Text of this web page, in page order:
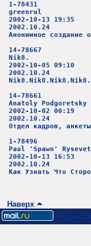
1-78431
greenrul
2002-10-13 19:35
2002.10.24
Анонимное создание
14-78667
Nik8.
2002-10-05 09:10
2002.10.24
14-78661
Anatoly Podgoretsky
2002-10-02 00:19
2002.10.24
Отдел кадров, анкеты
1-78496
Paul 'Spawn'
2002-10-13 16:53
2002.10.24
Как Узнать Что
Наверх